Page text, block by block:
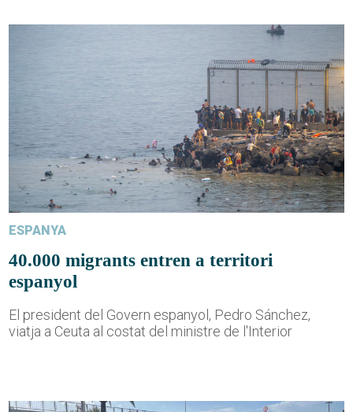
ESPANYA
40.000 migrants entren a territori
espanyol
El president del Govern espanyol, Pedro Sánchez,
viatja a Ceuta al costat del ministre de l'Interior